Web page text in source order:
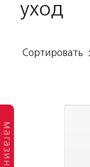
магазин
уход
Сортировать